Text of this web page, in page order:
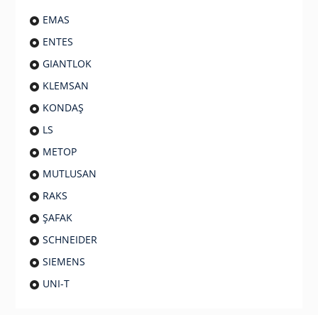
EMAS
ENTES
GIANTLOK
KLEMSAN
KONDAŞ
LS
METOP
MUTLUSAN
RAKS
ŞAFAK
SCHNEIDER
SIEMENS
UNI-T